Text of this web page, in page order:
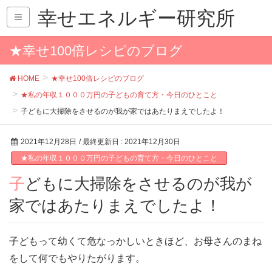
幸せエネルギー研究所
★幸せ100倍レシピのブログ
HOME
★幸せ100倍レシピのブログ
★私の年収１０００万円の子どもの育て方・今日のひとこと
子どもに大掃除をさせるのが我が家ではあたりまえでしたよ！
2021年12月28日 / 最終更新日 : 2021年12月30日
★私の年収１０００万円の子どもの育て方・今日のひとこと
子どもに大掃除をさせるのが我が
家ではあたりまえでしたよ！
子どもって幼くて危なっかしいときほど、お母さんのまね
をして何でもやりたがります。